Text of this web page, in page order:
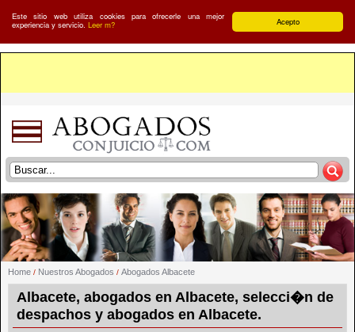
Acepto
Este sitio web utiliza cookies para ofrecerle una mejor
experiencia y servicio. Leer m?
Home / Nuestros Abogados / Abogados Albacete
Albacete, abogados en Albacete, selecci�n de
despachos y abogados en Albacete.